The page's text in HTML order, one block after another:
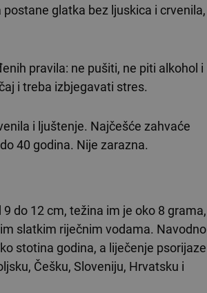
glatka bez ljuskica i crvenila,
pravila: ne pušiti, ne piti alkohol i
i treba izbjegavati stres.
i ljuštenje. Najčešće zahvaće
40 godina. Nije zarazna.
do 12 cm, težina im je oko 8 grama,
slatkim riječnim vodama. Navodno
stotina godina, a liječenje psorijaze
Češku, Sloveniju, Hrvatsku i